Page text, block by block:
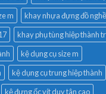
m
khay nhựa đựng đồ
khay phụ tùng hiệp thành
kệ dụng cụ size m
kệ dụng cụ trung hiệp thành
kệ đựng ốc vít duy tân cao